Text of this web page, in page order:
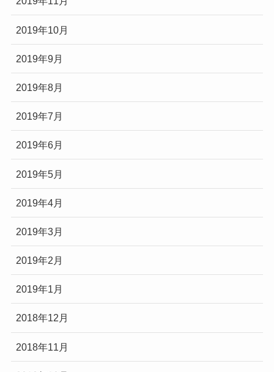
2019年10月
2019年9月
2019年8月
2019年7月
2019年6月
2019年5月
2019年4月
2019年3月
2019年2月
2019年1月
2018年12月
2018年11月